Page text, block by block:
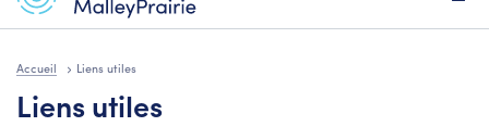
Accueil Liens utiles
Liens utiles